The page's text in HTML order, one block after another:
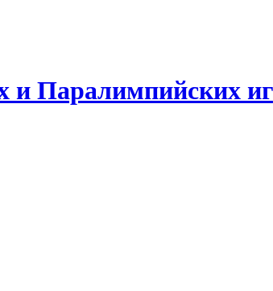
и Паралимпийских